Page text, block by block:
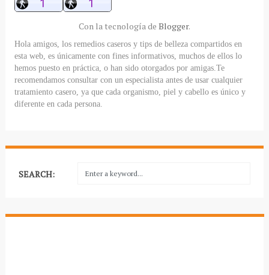
Con la tecnología de Blogger.
Hola amigos, los remedios caseros y tips de belleza compartidos en
esta web, es únicamente con fines informativos, muchos de ellos lo
hemos puesto en práctica, o han sido otorgados por amigas.Te
recomendamos consultar con un especialista antes de usar cualquier
tratamiento casero, ya que cada organismo, piel y cabello es único y
diferente en cada persona.
SEARCH: